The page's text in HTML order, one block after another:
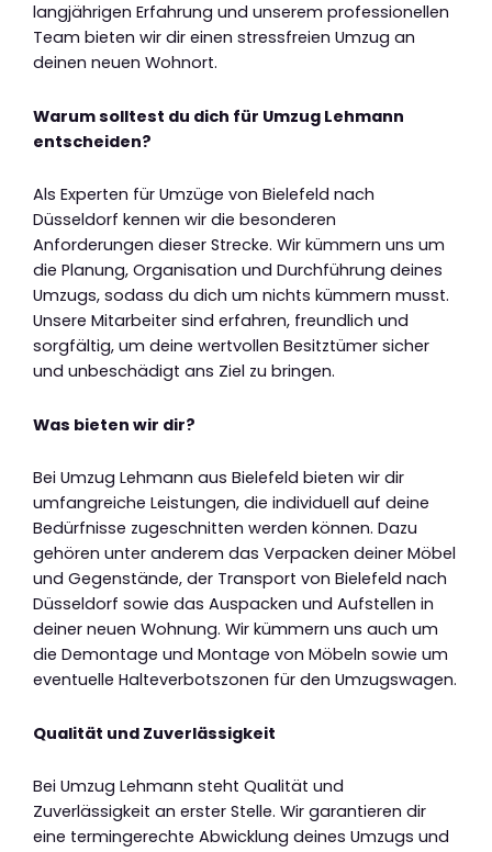
langjährigen Erfahrung und unserem professionellen
Team bieten wir dir einen stressfreien Umzug an
deinen neuen Wohnort.
Warum solltest du dich für Umzug Lehmann
entscheiden?
Als Experten für Umzüge von Bielefeld nach
Düsseldorf kennen wir die besonderen
Anforderungen dieser Strecke. Wir kümmern uns um
die Planung, Organisation und Durchführung deines
Umzugs, sodass du dich um nichts kümmern musst.
Unsere Mitarbeiter sind erfahren, freundlich und
sorgfältig, um deine wertvollen Besitztümer sicher
und unbeschädigt ans Ziel zu bringen.
Was bieten wir dir?
Bei Umzug Lehmann aus Bielefeld bieten wir dir
umfangreiche Leistungen, die individuell auf deine
Bedürfnisse zugeschnitten werden können. Dazu
gehören unter anderem das Verpacken deiner Möbel
und Gegenstände, der Transport von Bielefeld nach
Düsseldorf sowie das Auspacken und Aufstellen in
deiner neuen Wohnung. Wir kümmern uns auch um
die Demontage und Montage von Möbeln sowie um
eventuelle Halteverbotszonen für den Umzugswagen.
Qualität und Zuverlässigkeit
Bei Umzug Lehmann steht Qualität und
Zuverlässigkeit an erster Stelle. Wir garantieren dir
eine termingerechte Abwicklung deines Umzugs und